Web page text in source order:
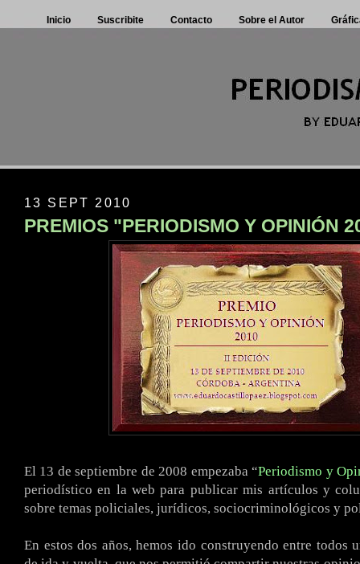
Inicio Suscribite Contacto Sobre el Autor
13 SEPT 2010
PREMIOS "PERIODISMO Y OPINIÓN
El 13 de septiembre de 2008 empezaba “Periodismo y
periodístico en la web para publicar mis artículos y
sobre temas policiales, jurídicos, sociocriminológicos y
En estos dos años, hemos ido construyendo entre todos